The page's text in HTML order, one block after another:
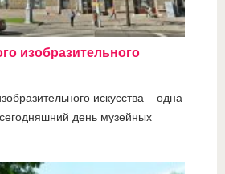
изобразительного
искусства – одна
день музейных